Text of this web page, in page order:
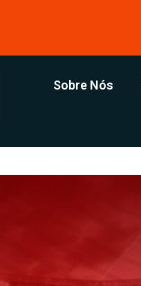
Sobre Nós